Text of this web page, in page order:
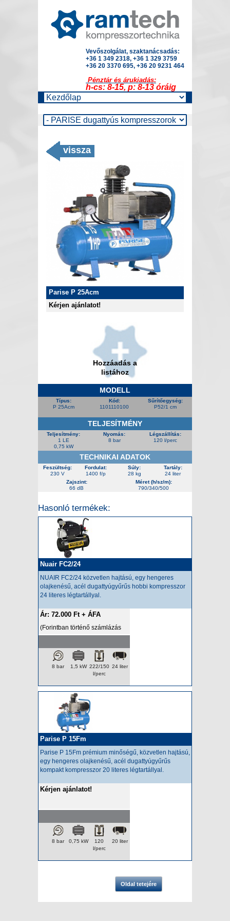
Vevőszolgálat, szaktanácsadás:
+36 1 349 2318, +36 1 329 3759
+36 20 3370 695, +36 20 9231 464
Pénztár és árukiadás:
h-cs: 8-15, p: 8-13 óráig
vissza
Parise P 25Acm
Kérjen ajánlatot!
Hozzáadás a
listához
MODELL
Típus:
P 25Acm
Kód:
1101110100
Sűrítőegység:
P52/1 cm
TELJESÍTMÉNY
Teljesítmény:
1 LE
0,75 kW
Nyomás:
8 bar
Légszállítás:
120 l/perc
TECHNIKAI ADATOK
Feszültség:
230 V
Fordulat:
1400 f/p
Súly:
28 kg
Tartály:
24 liter
Zajszint:
66 dB
Méret (h/sz/m):
790/340/500
Hasonló termékek:
Nuair FC2/24
NUAIR FC2/24 közvetlen hajtású, egy hengeres
olajkenésű, acél dugattyúgyűrűs hobbi kompresszor
24 literes légtartállyal.
Ár: 72.000 Ft + ÁFA
(Forintban történő számlázás
árfolyamon kerül felszámításra.)
24 liter
222/150
l/perc
1,5 kW
8 bar
Parise P 15Fm
Parise P 15Fm prémium minőségű, közvetlen hajtású,
egy hengeres olajkenésű, acél dugattyúgyűrűs
kompakt kompresszor 20 literes légtartállyal.
Kérjen ajánlatot!
20 liter
120
l/perc
0,75 kW
8 bar
Oldal tetejére